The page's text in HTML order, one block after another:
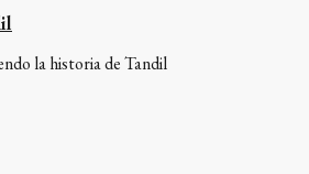
la historia de Tandil